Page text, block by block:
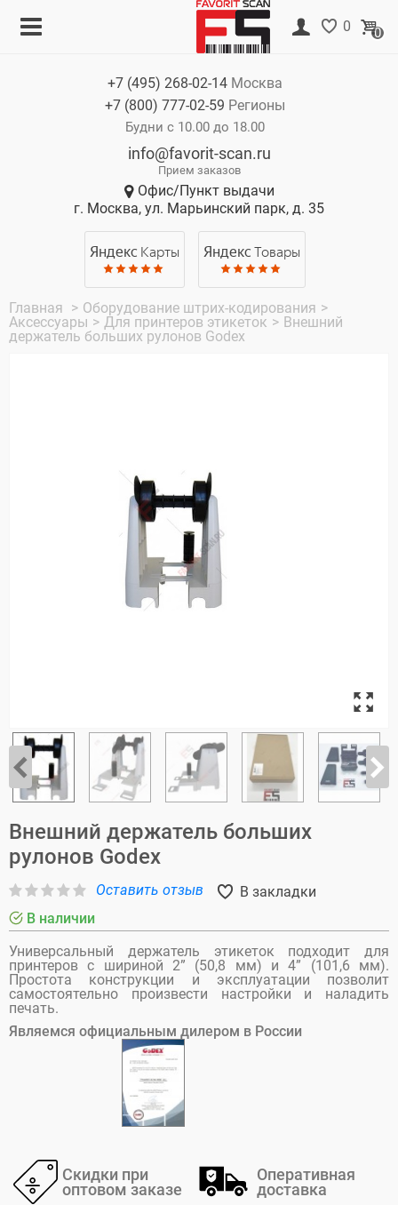
0 0
+7 (495) 268-02-14 Москва
+7 (800) 777-02-59 Регионы
Будни с 10.00 до 18.00
info@favorit-scan.ru
Прием заказов
Офис/Пункт выдачи
г. Москва, ул. Марьинский парк, д. 35
Яндекс Карты Яндекс Товары
Главная > Оборудование штрих-кодирования >
Аксессуары > Для принтеров этикеток > Внешний
держатель больших рулонов Godex
Внешний держатель больших
рулонов Godex
Оставить отзыв
В закладки
В наличии
Универсальный держатель этикеток подходит для
принтеров с шириной 2” (50,8 мм) и 4” (101,6 мм).
Простота конструкции и эксплуатации позволит
самостоятельно произвести настройки и наладить
печать.
Являемся официальным дилером в России
Скидки при
оптовом заказе
Оперативная
доставка
Корзина
Нет товаров